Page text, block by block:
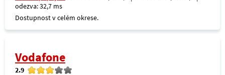
odezva: 32,7 ms
Dostupnost v celém okrese.
Vodafone
2.9